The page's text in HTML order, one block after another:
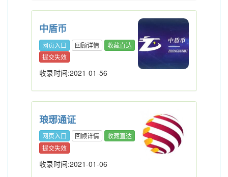
中盾币
网页入口 回顾详情
收藏直达
提交失效
收录时间:2021-01-56
琅琊通证
网页入口 回顾详情
收藏直达
提交失效
收录时间:2021-01-06